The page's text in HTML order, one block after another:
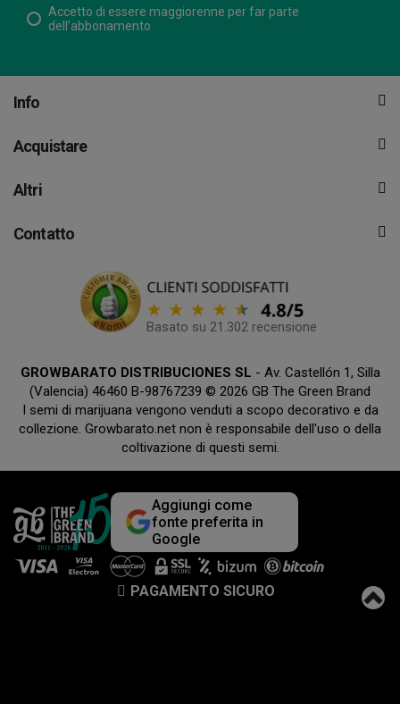
Accetto di essere maggiorenne per far parte
dell'abbonamento
Info
Acquistare
Altri
Contatto
Basato su 21.302 recensione
GROWBARATO DISTRIBUCIONES SL - Av. Castellón 1, Silla
(Valencia) 46460 B-98767239 © 2026 GB The Green Brand
I semi di marijuana vengono venduti a scopo decorativo e da
collezione. Growbarato.net non è responsabile dell'uso o della
coltivazione di questi semi.
Aggiungi come
fonte preferita in
Google
PAGAMENTO SICURO